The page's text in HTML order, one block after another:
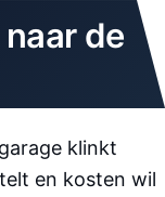
de
klinkt
en kosten wil